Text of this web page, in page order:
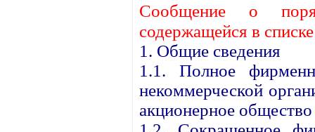
Сообщение о
содержащейся в
1. Общие сведения
1.1. Полное
некоммерческой
акционерное